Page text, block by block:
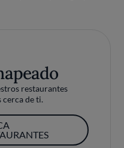
restaurantes
cerca de ti.